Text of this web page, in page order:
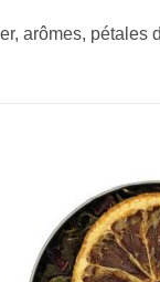
arômes, pétales